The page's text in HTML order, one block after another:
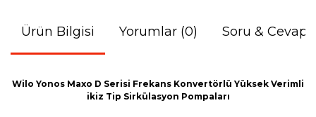
Ürün Bilgisi Yorumlar (0) Soru & Cevap
Wilo Yonos Maxo D Serisi Frekans Konvertörlü Yüksek Verimli
ikiz Tip Sirkülasyon Pompaları